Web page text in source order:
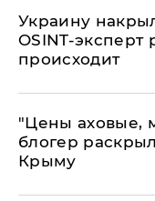
​Украину
OSINT-эксперт
происходит
​"Цены аховые,
блогер
Крыму